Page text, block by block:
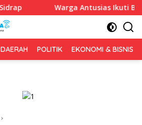
Warga Antusias Ikuti Bakti Sosial
DAERAH POLITIK EKONOMI & BISNIS